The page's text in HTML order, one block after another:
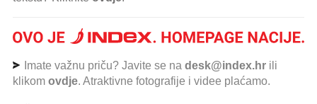
Imate važnu priču? Javite se na desk@index.hr ili
klikom ovdje. Atraktivne fotografije i videe plaćamo.